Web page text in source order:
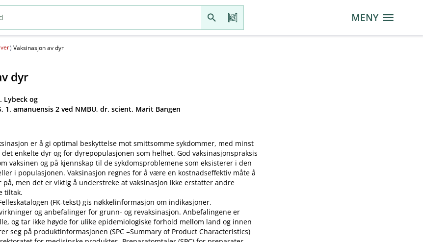
MENY
) Vaksinasjon av dyr
dyr
Lybeck og
1. amanuensis 2 ved NMBU, dr. scient. Marit Bangen
er å gi optimal beskyttelse mot smittsomme sykdommer, med minst
enkelte dyr og for dyrepopulasjonen som helhet. God vaksinasjonspraksis
vaksinen og på kjennskap til de sykdomsproblemene som eksisterer i den
i populasjonen. Vaksinasjon regnes for å være en kostnadseffektiv måte å
på, men det er viktig å understreke at vaksinasjon ikke erstatter andre
tiltak.
(FK-tekst) gis nøkkelinformasjon om indikasjoner,
og anbefalinger for grunn- og revaksinasjon. Anbefalingene er
og tar ikke høyde for ulike epidemiologiske forhold mellom land og innen
seg på produktinformasjonen (SPC =Summary of Product Characteristics)